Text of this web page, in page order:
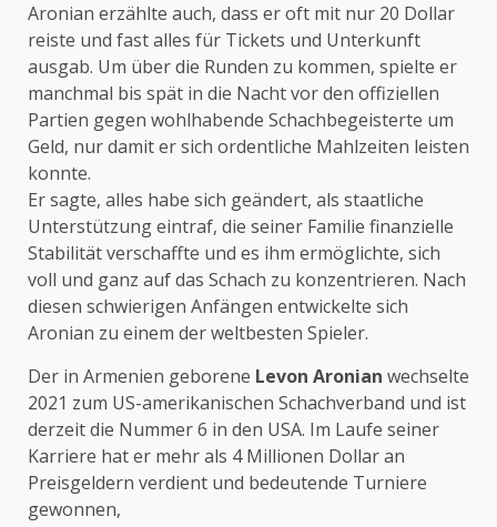
Aronian erzählte auch, dass er oft mit nur 20 Dollar
reiste und fast alles für Tickets und Unterkunft
ausgab. Um über die Runden zu kommen, spielte er
manchmal bis spät in die Nacht vor den offiziellen
Partien gegen wohlhabende Schachbegeisterte um
Geld, nur damit er sich ordentliche Mahlzeiten leisten
konnte.
Er sagte, alles habe sich geändert, als staatliche
Unterstützung eintraf, die seiner Familie finanzielle
Stabilität verschaffte und es ihm ermöglichte, sich
voll und ganz auf das Schach zu konzentrieren. Nach
diesen schwierigen Anfängen entwickelte sich
Aronian zu einem der weltbesten Spieler.
Der in Armenien geborene Levon Aronian wechselte
2021 zum US-amerikanischen Schachverband und ist
derzeit die Nummer 6 in den USA. Im Laufe seiner
Karriere hat er mehr als 4 Millionen Dollar an
Preisgeldern verdient und bedeutende Turniere
gewonnen,